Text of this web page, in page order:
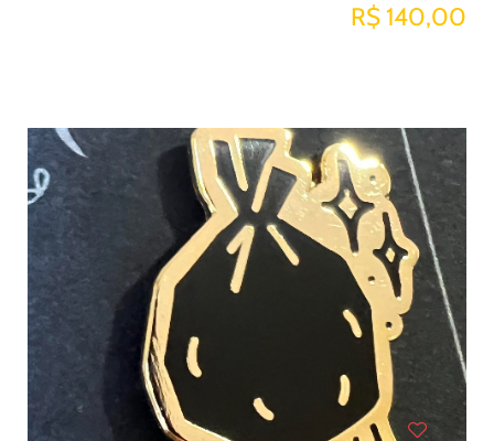
R$ 140,00